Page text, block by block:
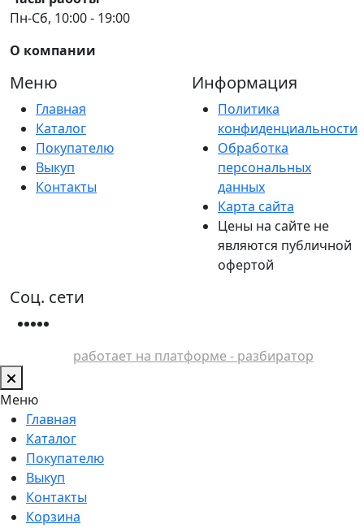
Пн-Сб, 10:00 - 19:00
О компании
Меню
Главная
Каталог
Покупателю
Выкуп
Контакты
Информация
Политика
конфиденциальности
Обработка
персональных
данных
Карта сайта
Цены на сайте не
являются публичной
офертой
Соц. сети
работает на платформе - разбиратор
Меню
Главная
Каталог
Покупателю
Выкуп
Контакты
Корзина